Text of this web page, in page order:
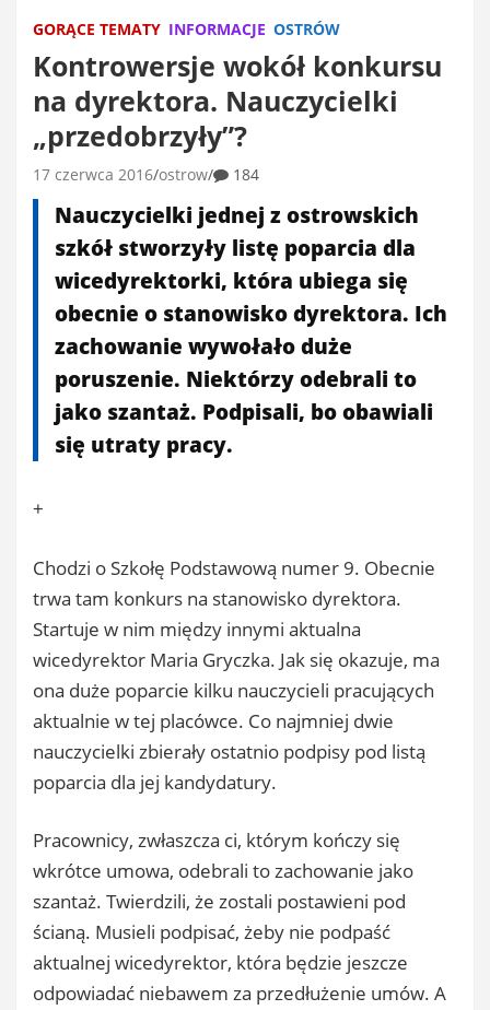
GORĄCE TEMATY INFORMACJE OSTRÓW
Kontrowersje wokół konkursu
na dyrektora. Nauczycielki
„przedobrzyły”?
17 czerwca 2016 ostrow 184
Nauczycielki jednej z ostrowskich
szkół stworzyły listę poparcia dla
wicedyrektorki, która ubiega się
obecnie o stanowisko dyrektora. Ich
zachowanie wywołało duże
poruszenie. Niektórzy odebrali to
jako szantaż. Podpisali, bo obawiali
się utraty pracy.
+
Chodzi o Szkołę Podstawową numer 9. Obecnie
trwa tam konkurs na stanowisko dyrektora.
Startuje w nim między innymi aktualna
wicedyrektor Maria Gryczka. Jak się okazuje, ma
ona duże poparcie kilku nauczycieli pracujących
aktualnie w tej placówce. Co najmniej dwie
nauczycielki zbierały ostatnio podpisy pod listą
poparcia dla jej kandydatury.
Pracownicy, zwłaszcza ci, którym kończy się
wkrótce umowa, odebrali to zachowanie jako
szantaż. Twierdzili, że zostali postawieni pod
ścianą. Musieli podpisać, żeby nie podpaść
aktualnej wicedyrektor, która będzie jeszcze
odpowiadać niebawem za przedłużenie umów. A